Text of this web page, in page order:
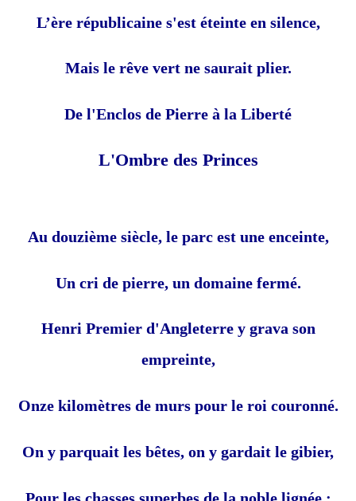
L’ère républicaine s'est éteinte en silence,
Mais le rêve vert ne saurait plier.
De l'Enclos de Pierre à la Liberté
L'Ombre des Princes
Au douzième siècle, le parc est une enceinte,
Un cri de pierre, un domaine fermé.
Henri Premier d'Angleterre y grava son
empreinte,
Onze kilomètres de murs pour le roi couronné.
On y parquait les bêtes, on y gardait le gibier,